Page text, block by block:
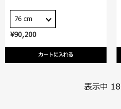
¥90,200
カートに入れる
76 cm
表示中 18